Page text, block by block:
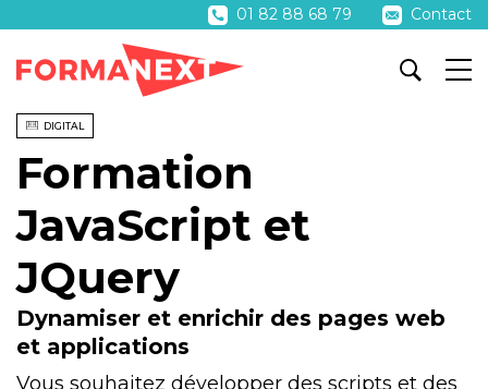
01 82 88 68 79 Contact
DIGITAL
Formation
JavaScript et
JQuery
Dynamiser et enrichir des pages web
et applications
Vous souhaitez développer des scripts et des